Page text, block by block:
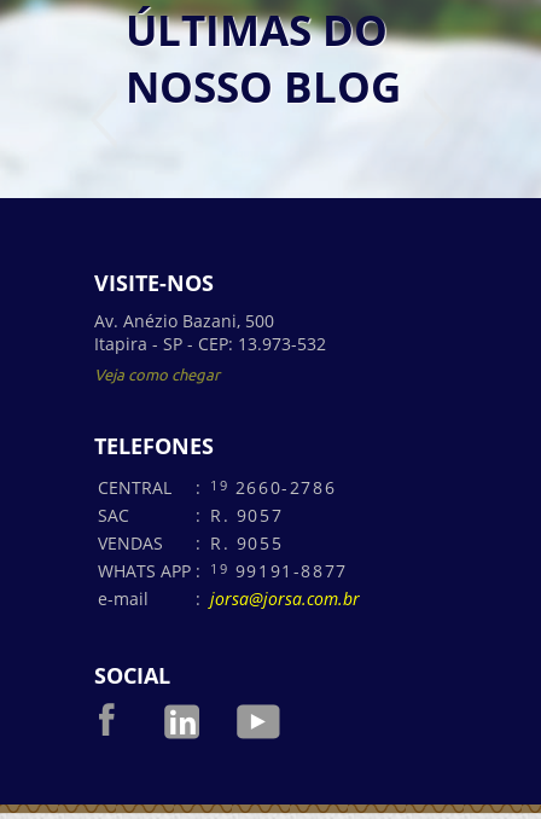
ÚLTIMAS DO
NOSSO BLOG
VISITE-NOS
Av. Anézio Bazani, 500
Itapira - SP - CEP: 13.973-532
Veja como chegar
TELEFONES
CENTRAL : 19 2660-2786
SAC
: R. 9057
VENDAS
: R. 9055
WHATS APP : 19 99191-8877
e-mail
: jorsa@jorsa.com.br
SOCIAL